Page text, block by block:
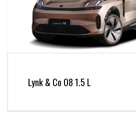
Lynk & Co O8 1.5 L